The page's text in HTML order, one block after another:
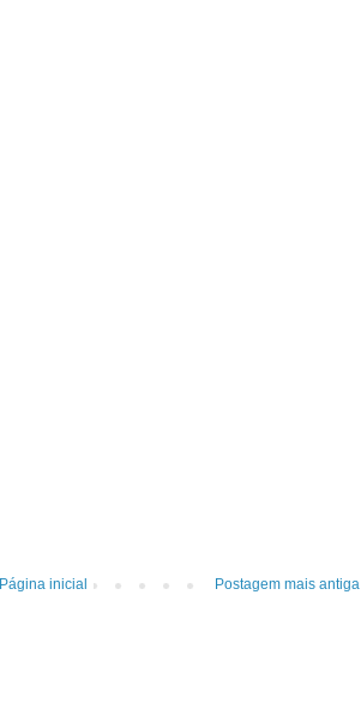
Postagem mais antiga
Página inicial